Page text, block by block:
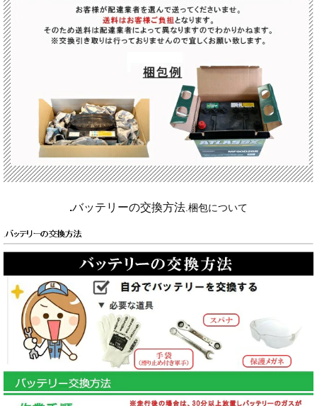
.バッテリーの交換方法 梱包について